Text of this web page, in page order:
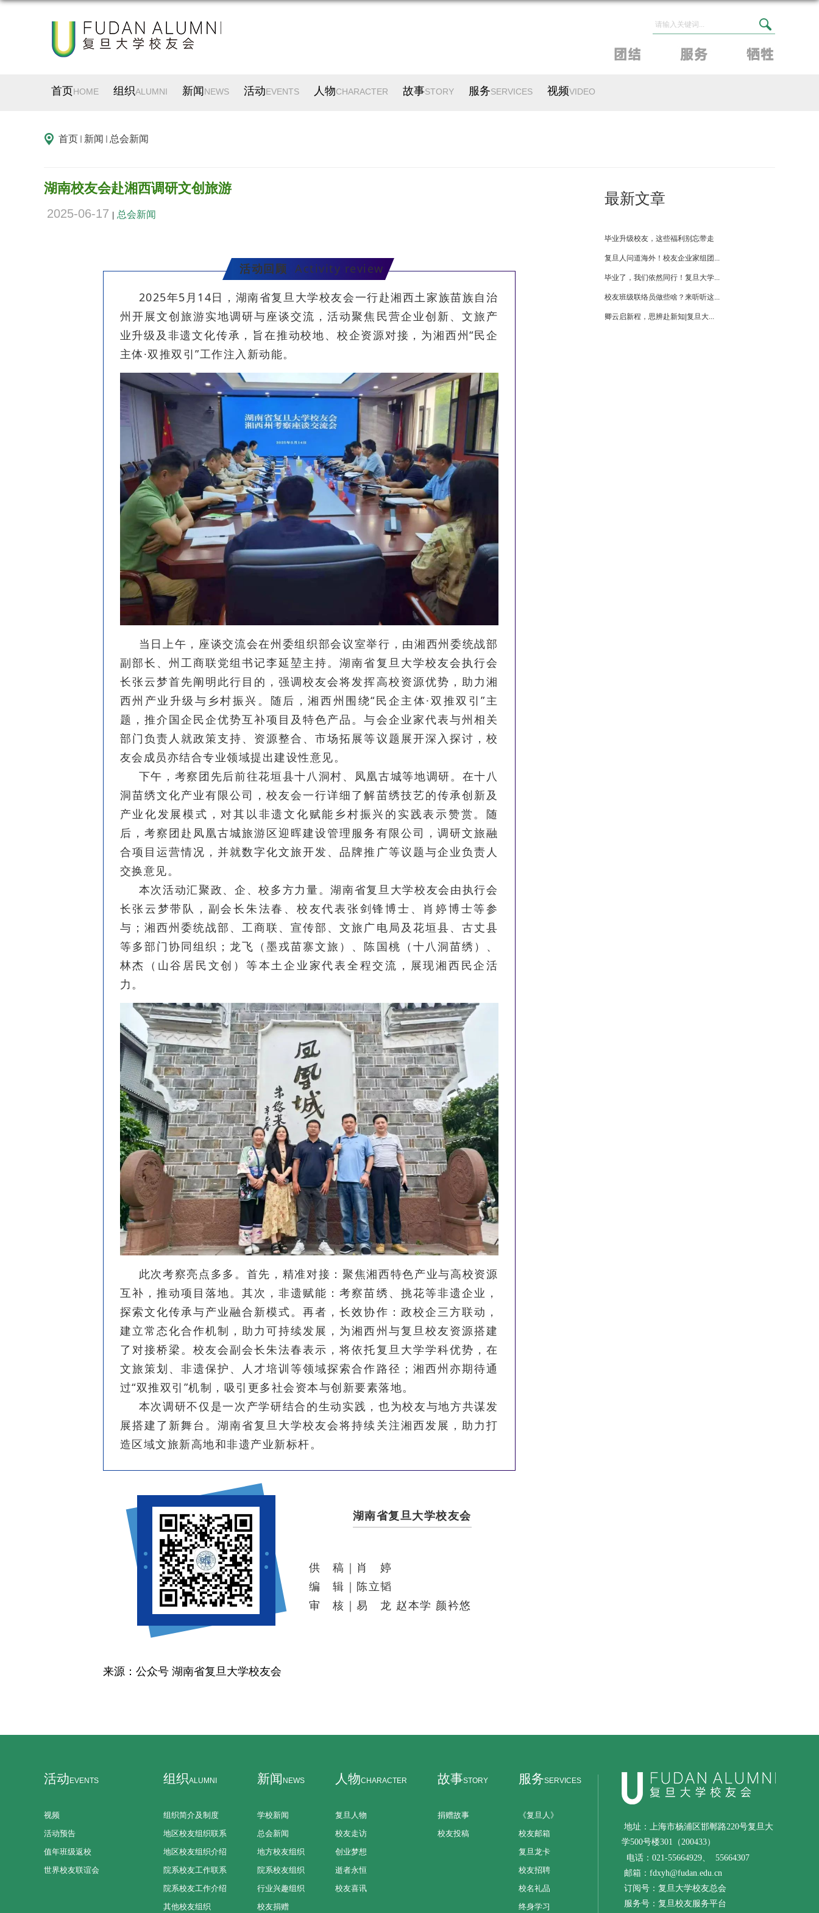
首页HOME 组织ALUMNI 新闻 NEWS 活动EVENTS 人物CHARACTER 故事STORY 服务SERVICES 视频VIDEO
首页 新闻 总会新闻
湖南校友会赴湘西调研文创旅游
2025-06-17 总会新闻
活动回顾 Activity review
2025年5月14日，湖南省复旦大学校友会一行赴湘西土家族苗族自治
州开展文创旅游实地调研与座谈交流，活动聚焦民营企业创新、文旅产
业升级及非遗文化传承，旨在推动校地、校企资源对接，为湘西州“民企
主体·双推双引”工作注入新动能。
当日上午，座谈交流会在州委组织部会议室举行，由湘西州委统战部
副部长、州工商联党组书记李延堃主持。湖南省复旦大学校友会执行会
长张云梦首先阐明此行目的，强调校友会将发挥高校资源优势，助力湘
西州产业升级与乡村振兴。随后，湘西州围绕“民企主体·双推双引”主
题，推介国企民企优势互补项目及特色产品。与会企业家代表与州相关
部门负责人就政策支持、资源整合、市场拓展等议题展开深入探讨，校
友会成员亦结合专业领域提出建设性意见。
下午，考察团先后前往花垣县十八洞村、凤凰古城等地调研。在十八
洞苗绣文化产业有限公司，校友会一行详细了解苗绣技艺的传承创新及
产业化发展模式，对其以非遗文化赋能乡村振兴的实践表示赞赏。随
后，考察团赴凤凰古城旅游区迎晖建设管理服务有限公司，调研文旅融
合项目运营情况，并就数字化文旅开发、品牌推广等议题与企业负责人
交换意见。
本次活动汇聚政、企、校多方力量。湖南省复旦大学校友会由执行会
长张云梦带队，副会长朱法春、校友代表张剑锋博士、肖婷博士等参
与；湘西州委统战部、工商联、宣传部、文旅广电局及花垣县、古丈县
等多部门协同组织；龙飞（墨戎苗寨文旅）、陈国桃（十八洞苗绣）、
林杰（山谷居民文创）等本土企业家代表全程交流，展现湘西民企活
力。
此次考察亮点多多。首先，精准对接：聚焦湘西特色产业与高校资源
互补，推动项目落地。其次，非遗赋能：考察苗绣、挑花等非遗企业，
探索文化传承与产业融合新模式。再者，长效协作：政校企三方联动，
建立常态化合作机制，助力可持续发展，为湘西州与复旦校友资源搭建
了对接桥梁。校友会副会长朱法春表示，将依托复旦大学学科优势，在
文旅策划、非遗保护、人才培训等领域探索合作路径；湘西州亦期待通
过“双推双引”机制，吸引更多社会资本与创新要素落地。
本次调研不仅是一次产学研结合的生动实践，也为校友与地方共谋发
展搭建了新舞台。湖南省复旦大学校友会将持续关注湘西发展，助力打
造区域文旅新高地和非遗产业新标杆。
湖南省复旦大学校友会
供 稿｜肖 婷
编 辑｜陈立韬
审 核｜易 龙 赵本学 颜衿悠
来源：公众号 湖南省复旦大学校友会
最新文章
活动 EVENTS
视频
活动预告
值年班级返校
世界校友联谊会
组织ALUMNI
组织简介及制度
地区校友组织联系
地区校友组织介绍
院系校友工作联系
院系校友工作介绍
其他校友组织
新闻 NEWS
学校新闻
总会新闻
地方校友组织
院系校友组织
行业兴趣组织
校友捐赠
人物CHARACTER
复旦人物
校友走访
创业梦想
逝者永恒
校友喜讯
故事STORY
捐赠故事
校友投稿
服务SERVICES
《复旦人》
校友邮箱
复旦龙卡
校友招聘
校名礼品
终身学习
地址：上海市杨浦区邯郸路220号复旦大
学500号楼301（200433）
电话：021-55664929、
55664307
邮箱：fdxyh@fudan.edu.cn
订阅号：复旦大学校友总会
服务号：复旦校友服务平台